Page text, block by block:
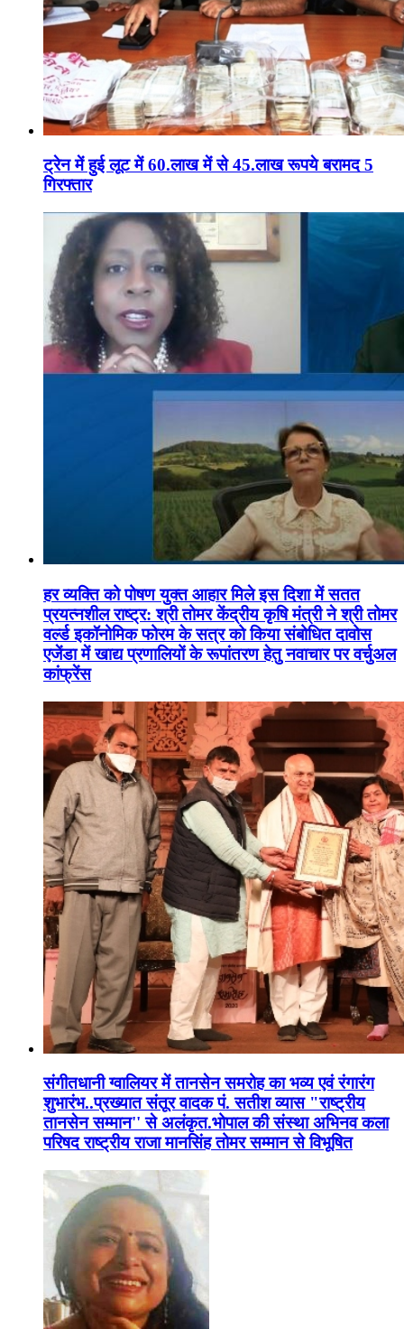
ट्रेन में हुई लूट में 60.लाख में से 45.लाख रूपये बरामद 5
गिरफ्तार
हर व्यक्ति को पोषण युक्त आहार मिले इस दिशा में सतत
प्रयत्नशील राष्ट्र: श्री तोमर केंद्रीय कृषि मंत्री ने श्री तोमर
वर्ल्ड इकॉनोमिक फोरम के सत्र को किया संबोधित दावोस
एजेंडा में खाद्य प्रणालियों के रूपांतरण हेतु नवाचार पर वर्चुअल
कांफ्रेंस
संगीतधानी ग्वालियर में तानसेन समरोह का भव्य एवं रंगारंग
शुभारंभ..प्रख्यात संतूर वादक पं. सतीश व्यास "राष्ट्रीय
तानसेन सम्मान'' से अलंकृत.भोपाल की संस्था अभिनव कला
परिषद राष्ट्रीय राजा मानसिंह तोमर सम्मान से विभूषित